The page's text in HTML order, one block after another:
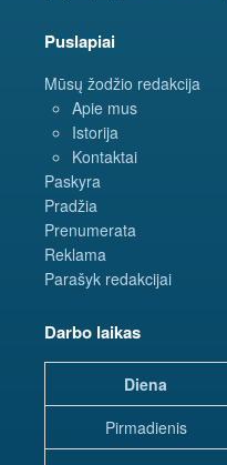
Puslapiai
Mūsų žodžio redakcija
Apie mus
Istorija
Kontaktai
Paskyra
Pradžia
Prenumerata
Reklama
Parašyk redakcijai
Darbo laikas
Diena
Pirmadienis